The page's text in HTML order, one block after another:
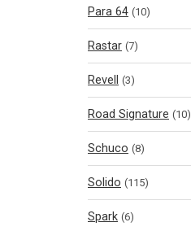
Para 64 (10)
Rastar (7)
Revell (3)
Road Signature (10)
Schuco (8)
Solido (115)
Spark (6)